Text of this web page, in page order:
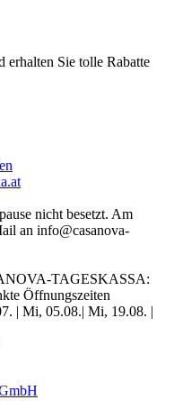
erhalten Sie tolle Rabatte
nicht besetzt. Am
an info@casanova-
TAGESKASSA:
Öffnungszeiten
| Mi, 05.08.| Mi, 19.08. |